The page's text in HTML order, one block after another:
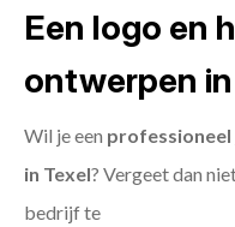
Een logo en
ontwerpen in
Wil je een professioneel
in Texel? Vergeet dan
bedrijf te